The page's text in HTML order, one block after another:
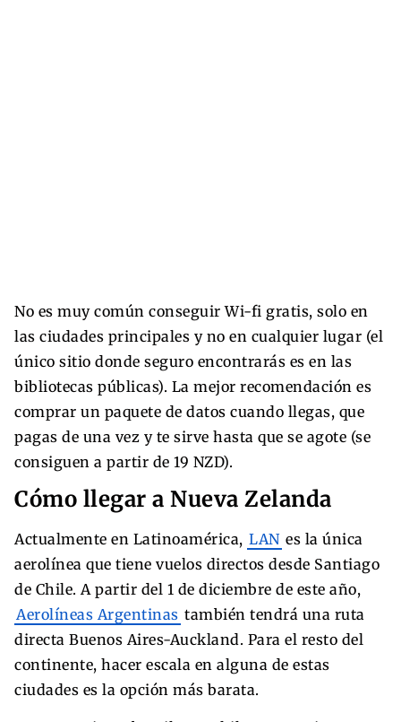
No es muy común conseguir Wi-fi gratis, solo en
las ciudades principales y no en cualquier lugar (el
único sitio donde seguro encontrarás es en las
bibliotecas públicas). La mejor recomendación es
comprar un paquete de datos cuando llegas, que
pagas de una vez y te sirve hasta que se agote (se
consiguen a partir de 19 NZD).
Cómo llegar a Nueva Zelanda
Actualmente en Latinoamérica, LAN es la única
aerolínea que tiene vuelos directos desde Santiago
de Chile. A partir del 1 de diciembre de este año,
Aerolíneas Argentinas también tendrá una ruta
directa Buenos Aires-Auckland. Para el resto del
continente, hacer escala en alguna de estas
ciudades es la opción más barata.